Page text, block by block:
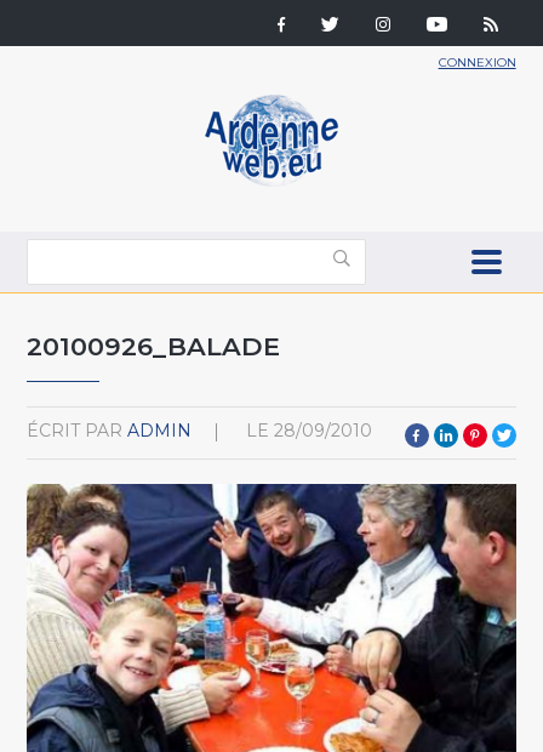
CONNEXION
20100926_BALADE
ÉCRIT PAR ADMIN LE 28/09/2010